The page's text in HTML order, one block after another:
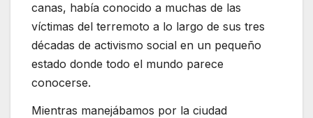
canas, había conocido a muchas de las
víctimas del terremoto a lo largo de sus tres
décadas de activismo social en un pequeño
estado donde todo el mundo parece
conocerse.
Mientras manejábamos por la ciudad